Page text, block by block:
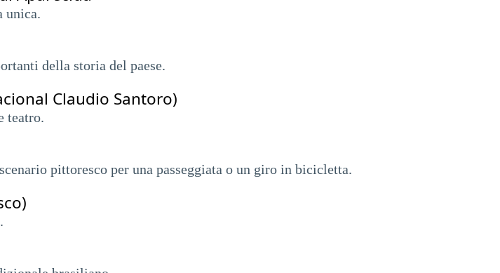
unica.
della storia del paese.
Claudio Santoro)
teatro.
pittoresco per una passeggiata o un giro in bicicletta.